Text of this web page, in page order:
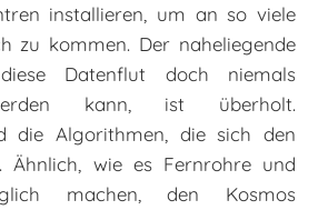
installieren, um an so viele
zu kommen. Der naheliegende
Datenflut doch niemals
kann, ist überholt.
die Algorithmen, die sich den
Ähnlich, wie es Fernrohre und
machen, den Kosmos